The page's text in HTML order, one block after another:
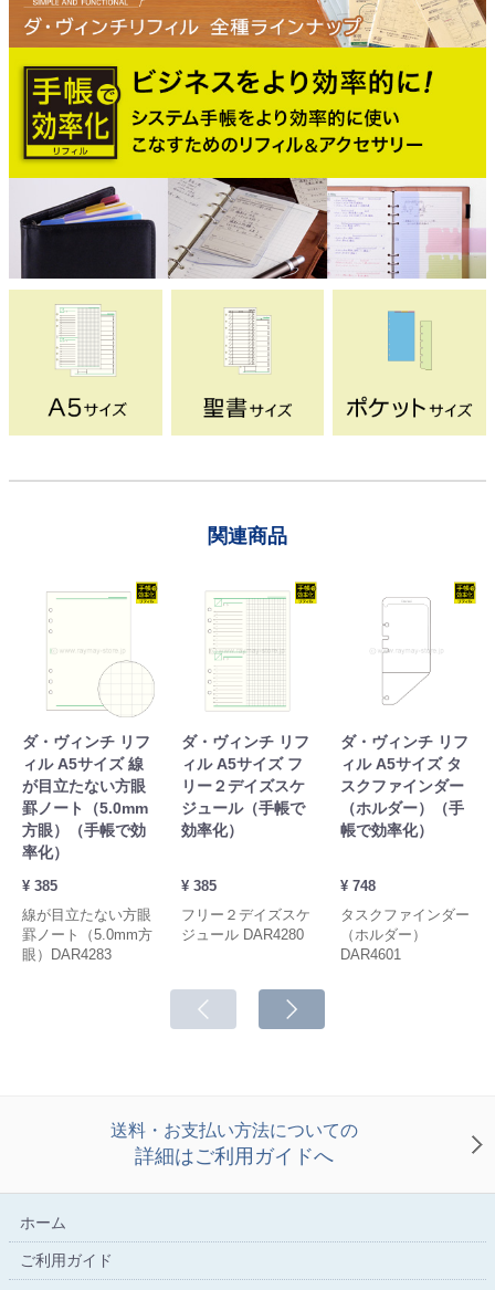
関連商品
ダ・ヴィンチ リフ
ィル A5サイズ 線
が目立たない方眼
罫ノート（5.0mm
方眼）（手帳で効
率化）
¥ 385
線が目立たない方眼
罫ノート（5.0mm方
眼）DAR4283
ダ・ヴィンチ リフ
ィル A5サイズ フ
リー２デイズスケ
ジュール（手帳で
効率化）
¥ 385
フリー２デイズスケ
ジュール DAR4280
ダ・ヴィンチ リフ
ィル A5サイズ タ
スクファインダー
（ホルダー）（手
帳で効率化）
¥ 748
タスクファインダー
（ホルダー）
DAR4601
送料・お支払い方法についての
詳細はご利用ガイドへ
ホーム
ご利用ガイド